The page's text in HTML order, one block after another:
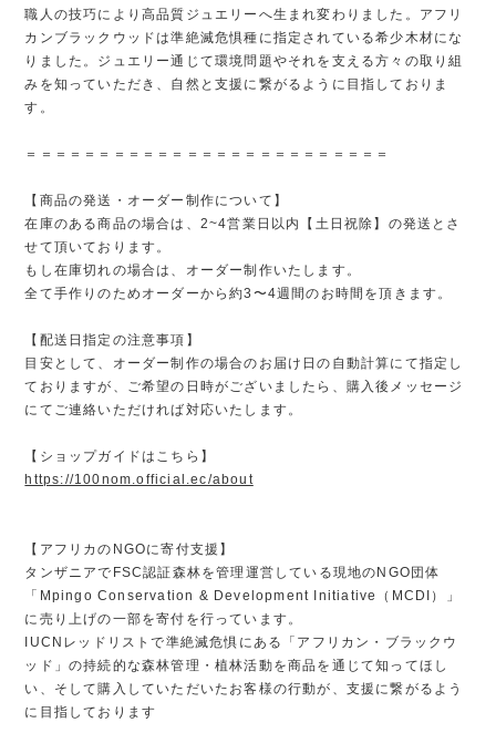
職人の技巧により高品質ジュエリーへ生まれ変わりました。アフリ
カンブラックウッドは準絶滅危惧種に指定されている希少木材にな
りました。ジュエリー通じて環境問題やそれを支える方々の取り組
みを知っていただき、自然と支援に繋がるように目指しておりま
す。
＝＝＝＝＝＝＝＝＝＝＝＝＝＝＝＝＝＝＝＝＝＝＝＝＝
【商品の発送・オーダー制作について】
在庫のある商品の場合は、2~4営業日以内【土日祝除】の発送とさ
せて頂いております。
もし在庫切れの場合は、オーダー制作いたします。
全て手作りのためオーダーから約3〜4週間のお時間を頂きます。
【配送日指定の注意事項】
目安として、オーダー制作の場合のお届け日の自動計算にて指定し
ておりますが、ご希望の日時がございましたら、購入後メッセージ
にてご連絡いただければ対応いたします。
【ショップガイドはこちら】
https://100nom.official.ec/about
【アフリカのNGOに寄付支援】
タンザニアでFSC認証森林を管理運営している現地のNGO団体
「Mpingo Conservation & Development Initiative（MCDI）」
に売り上げの一部を寄付を行っています。
IUCNレッドリストで準絶滅危惧にある「アフリカン・ブラックウ
ッド」の持続的な森林管理・植林活動を商品を通じて知ってほし
い、そして購入していただいたお客様の行動が、支援に繋がるよう
に目指しております